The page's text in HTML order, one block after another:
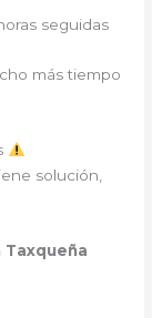
seguidas
más tiempo
solución,
Taxqueña